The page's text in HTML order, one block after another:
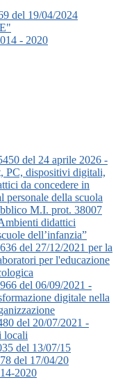
del 19/04/2024
- 2020
del 24 aprile 2026 -
PC, dispositivi digitali,
da concedere in
personale della scuola
M.I. prot. 38007
didattici
dell’infanzia”
del 27/12/2021 per la
per l'educazione
del 06/09/2021 -
digitale nella
del 20/07/2021 -
locali
del 13/07/15
del 17/04/20
2020